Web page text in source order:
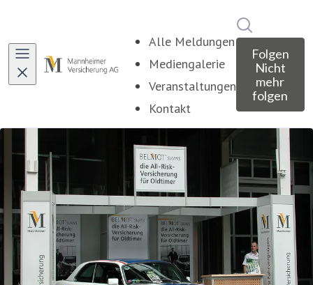
Alle Meldungen
Mediengalerie
Veranstaltungen
Kontakt
Folgen
Nicht
mehr
folgen